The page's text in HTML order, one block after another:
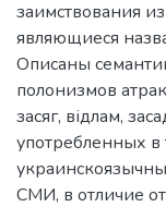
заимствования
являющиеся
Описаны
полонизмов
засяг, відлам,
употребленных в
СМИ, в отличие